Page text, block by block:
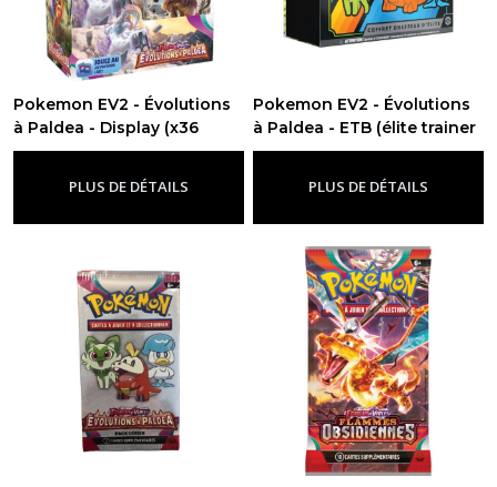
Pokemon EV2 - Évolutions
à Paldea - Display (x36
boosters)-Ev2 - Evolutions À
PLUS DE DÉTAILS
Pokemon EV2 - Évolutions
à Paldea - ETB (élite trainer
box)-Ev2 - Evolutions À Paldea
PLUS DE DÉTAILS